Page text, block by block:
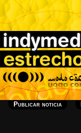
Publicar noticia